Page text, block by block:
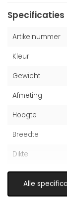
Specificaties
Artikelnummer
Kleur
Gewicht
Afmeting
Hoogte
Breedte
Dikte
Alle